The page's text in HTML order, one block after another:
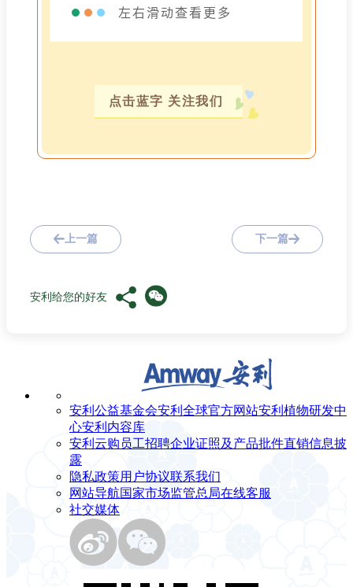
左右滑动查看更多
点击蓝字 关注我们
上一篇 下一篇
安利给您的好友
安利公益基金会安利全球官方网站安利植物研发中
心安利内容库
安利云购 员工招聘企业证照及产品批件直销信息披
露
隐私政策用户协议联系我们
网站导航国家市场监管总局在线客服
社交媒体